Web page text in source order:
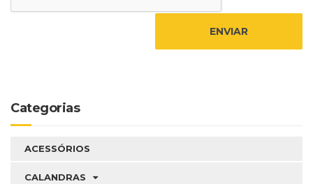
Categorias
ACESSÓRIOS
CALANDRAS